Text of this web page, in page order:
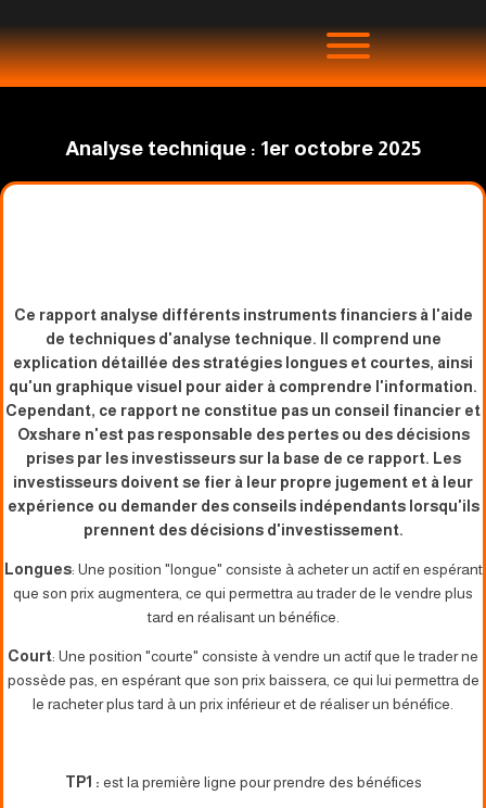
Analyse technique : 1er octobre 2025
Ce rapport analyse différents instruments financiers à l'aide
de techniques d'analyse technique. Il comprend une
explication détaillée des stratégies longues et courtes, ainsi
qu'un graphique visuel pour aider à comprendre l'information.
Cependant, ce rapport ne constitue pas un conseil financier et
Oxshare n'est pas responsable des pertes ou des décisions
prises par les investisseurs sur la base de ce rapport. Les
investisseurs doivent se fier à leur propre jugement et à leur
expérience ou demander des conseils indépendants lorsqu'ils
prennent des décisions d'investissement.
Longues: Une position "longue" consiste à acheter un actif en espérant
que son prix augmentera, ce qui permettra au trader de le vendre plus
tard en réalisant un bénéfice.
Court: Une position "courte" consiste à vendre un actif que le trader ne
possède pas, en espérant que son prix baissera, ce qui lui permettra de
le racheter plus tard à un prix inférieur et de réaliser un bénéfice.
TP1 : est la première ligne pour prendre des bénéfices